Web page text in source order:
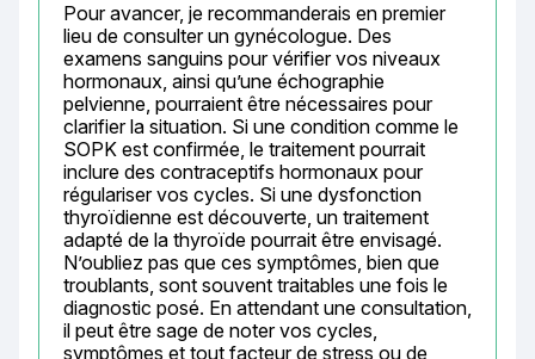
Pour avancer, je recommanderais en premier
lieu de consulter un gynécologue. Des
examens sanguins pour vérifier vos niveaux
hormonaux, ainsi qu’une échographie
pelvienne, pourraient être nécessaires pour
clarifier la situation. Si une condition comme le
SOPK est confirmée, le traitement pourrait
inclure des contraceptifs hormonaux pour
régulariser vos cycles. Si une dysfonction
thyroïdienne est découverte, un traitement
adapté de la thyroïde pourrait être envisagé.
N’oubliez pas que ces symptômes, bien que
troublants, sont souvent traitables une fois le
diagnostic posé. En attendant une consultation,
il peut être sage de noter vos cycles,
symptômes et tout facteur de stress ou de